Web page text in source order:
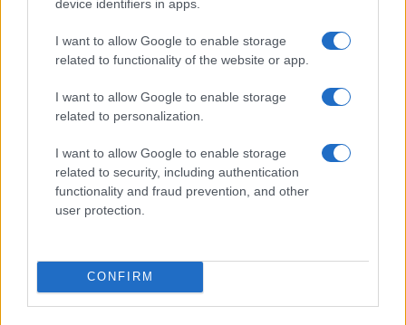
device identifiers in apps.
I want to allow Google to enable storage
related to functionality of the website or app.
I want to allow Google to enable storage
related to personalization.
I want to allow Google to enable storage
related to security, including authentication
functionality and fraud prevention, and other
user protection.
CONFIRM
un ferito
Sangue, musica e solidarietà con Avis Olbia al
Delta Center
Meteo Olbia 9 agosto, temperature in calo
Salmo finisce in ospedale a Catania, ma il tour
va avanti: “Sicilia, ci sono”